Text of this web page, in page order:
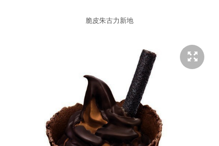
脆皮朱古力新地